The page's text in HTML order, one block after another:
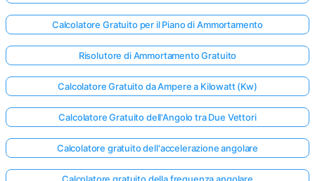
Calcolatore Gratuito per il Piano di Ammortamento
Risolutore di Ammortamento Gratuito
Calcolatore Gratuito da Ampere a Kilowatt (Kw)
Calcolatore Gratuito dell'Angolo tra Due Vettori
Calcolatore gratuito dell'accelerazione angolare
Calcolatore gratuito della frequenza angolare